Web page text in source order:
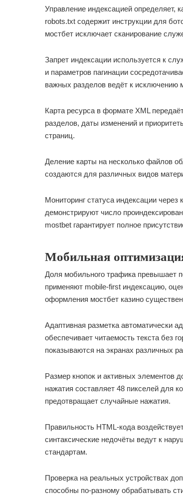
Управление индексацией определяет,
robots.txt содержит инструкции для
мостбет исключает сканирование
Запрет индексации используется к
и параметров пагинации
важных разделов ведёт к исключению
Карта ресурса в формате XML
разделов, даты изменений и
страниц.
Деление карты на несколько файлов
создаются для различных видов
Мониторинг статуса индексации
демонстрируют число
mostbet гарантирует полное
Мобильная
Доля мобильного трафика превышает
применяют mobile-first индексацию,
оформления мостбет казино
Адаптивная разметка автоматически
обеспечивает читаемость текста без
показываются на экранах различных
Размер кнопок и активных элементов
нажатия составляет 48 пикселей для
предотвращает случайные нажатия.
Правильность HTML-кода
синтаксические недочёты ведут к
стандартам.
Проверка на реальных устройствах
способны по-разному обрабатывать